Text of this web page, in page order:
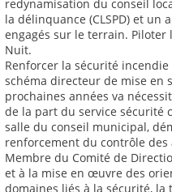
redynamisation du conseil
la délinquance (CLSPD) et un
engagés sur le terrain. Piloter
Nuit.
Renforcer la sécurité incendie
schéma directeur de mise en
prochaines années va
de la part du service sécurité
salle du conseil municipal,
renforcement du contrôle des
Membre du Comité de
et à la mise en œuvre des
domaines liés à la sécurité,